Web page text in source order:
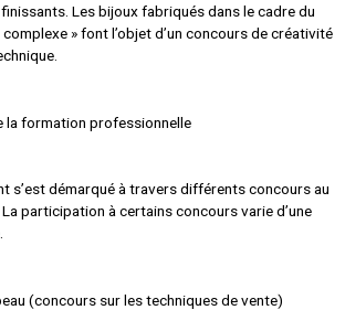
Les bijoux fabriqués dans le cadre du
complexe » font l’objet d’un concours de créativité
la formation professionnelle
s’est démarqué à travers différents concours au
participation à certains concours varie d’une
(concours sur les techniques de vente)